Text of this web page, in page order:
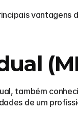
vantagens
também
de um